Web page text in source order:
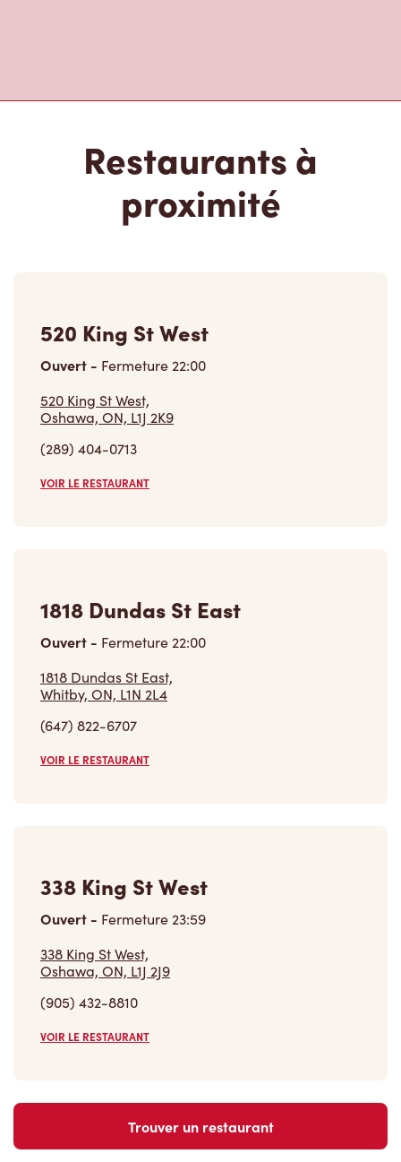
Restaurants à
proximité
520 King St West
Ouvert - Fermeture22:00
520 King St West,
Oshawa, ON, L1J 2K9
(289) 404-0713
VOIR LE RESTAURANT
1818 Dundas St East
Ouvert - Fermeture22:00
1818 Dundas St East,
Whitby, ON, L1N 2L4
(647) 822-6707
VOIR LE RESTAURANT
338 King St West
Ouvert - Fermeture23:59
338 King St West,
Oshawa, ON, L1J 2J9
(905) 432-8810
VOIR LE RESTAURANT
Trouver un restaurant